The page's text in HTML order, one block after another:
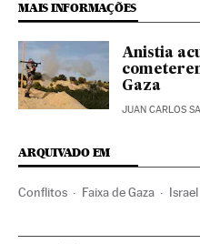
MAIS INFORMAÇÕES
Anistia
Gaza
JUAN CARLOS
ARQUIVADO EM
Conflitos Faixa de Gaza Israel